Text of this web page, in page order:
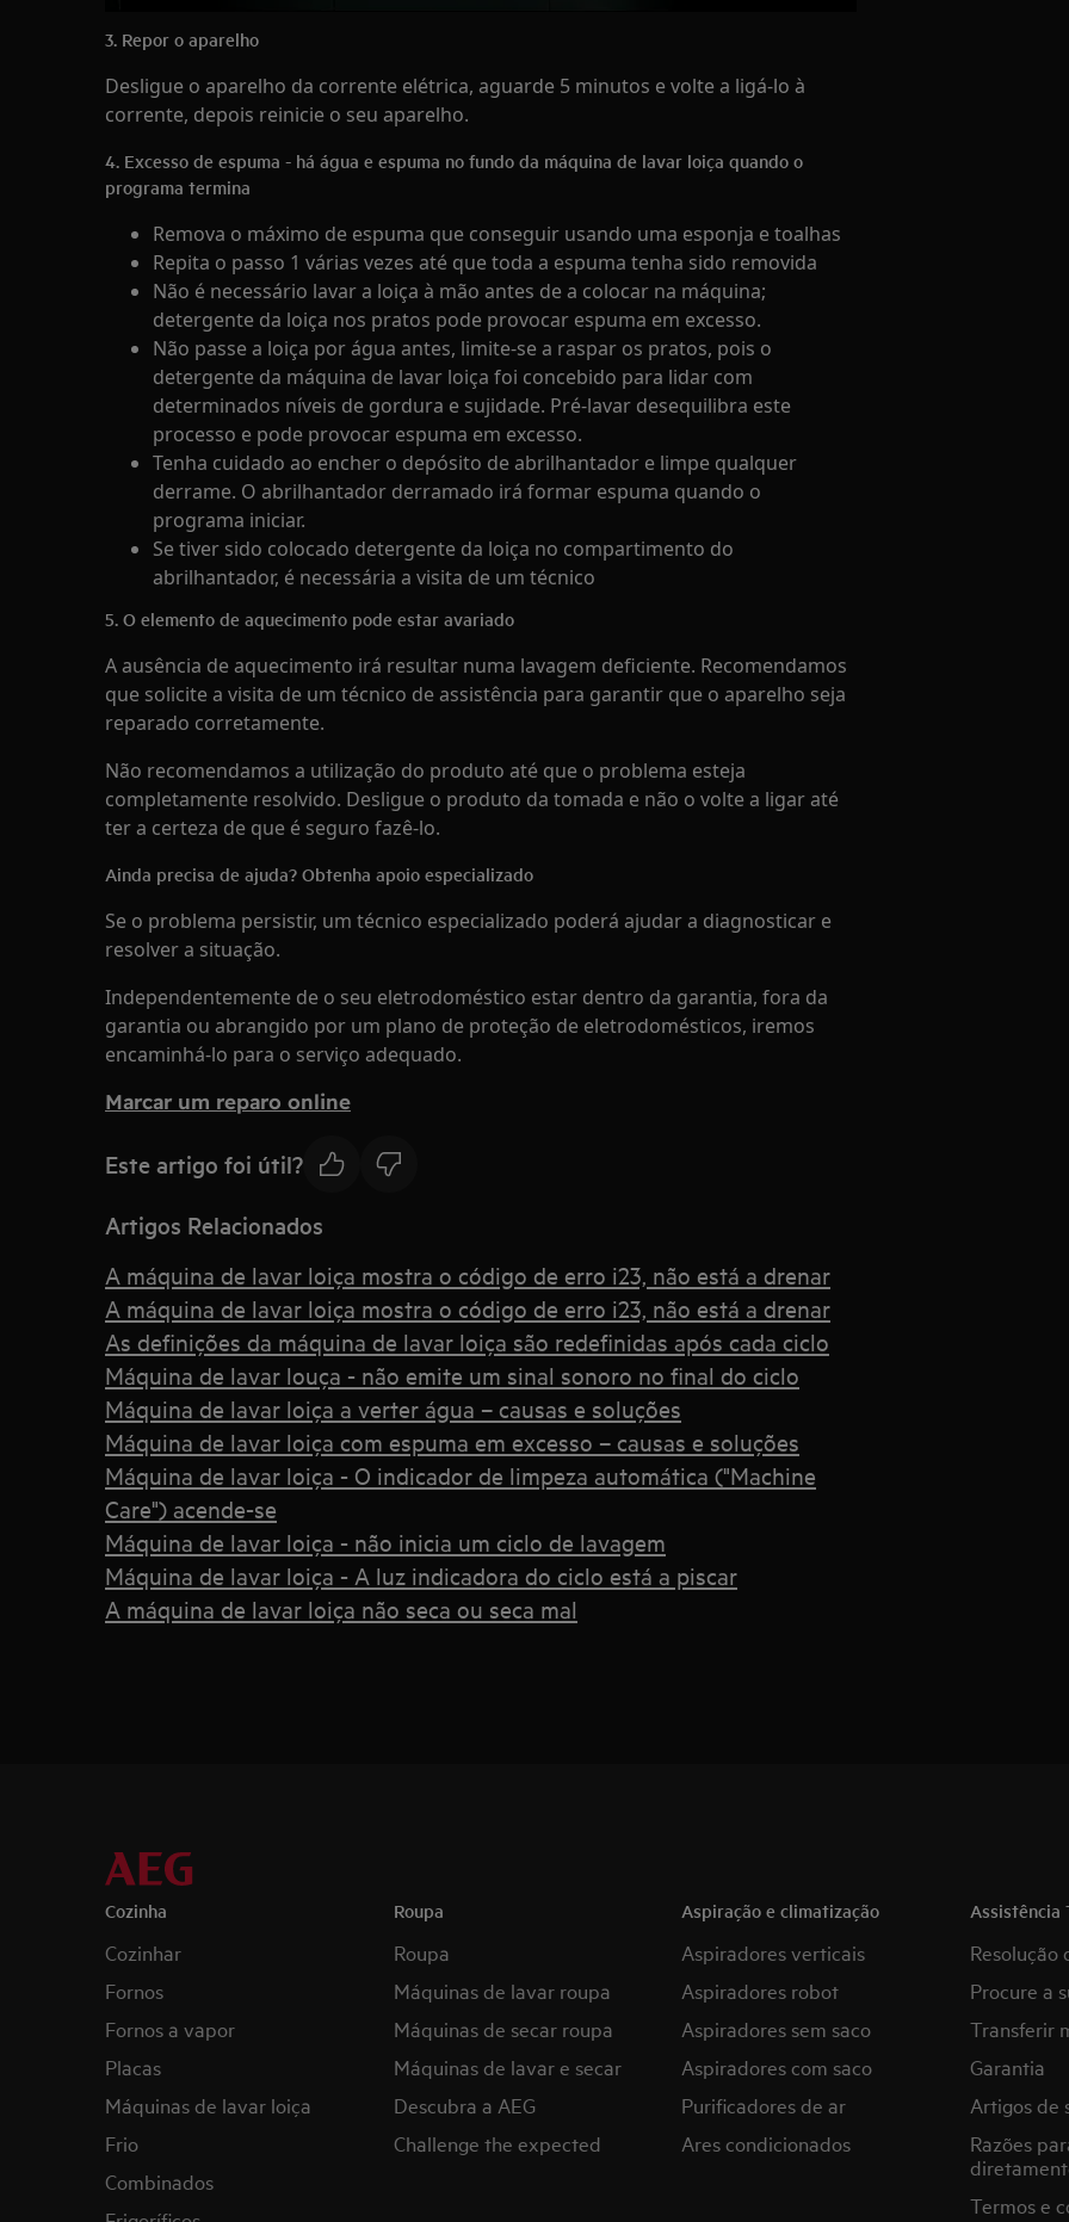
3. Repor o aparelho
Desligue o aparelho da corrente elétrica, aguarde 5 minutos e volte a ligá‑lo à
corrente, depois reinicie o seu aparelho.
4. Excesso de espuma - há água e espuma no fundo da máquina de lavar loiça quando o
programa termina
Remova o máximo de espuma que conseguir usando uma esponja e toalhas
Repita o passo 1 várias vezes até que toda a espuma tenha sido removida
Não é necessário lavar a loiça à mão antes de a colocar na máquina;
detergente da loiça nos pratos pode provocar espuma em excesso.
Não passe a loiça por água antes, limite-se a raspar os pratos, pois o
detergente da máquina de lavar loiça foi concebido para lidar com
determinados níveis de gordura e sujidade. Pré‑lavar desequilibra este
processo e pode provocar espuma em excesso.
Tenha cuidado ao encher o depósito de abrilhantador e limpe qualquer
derrame. O abrilhantador derramado irá formar espuma quando o
programa iniciar.
Se tiver sido colocado detergente da loiça no compartimento do
abrilhantador, é necessária a visita de um técnico
5. O elemento de aquecimento pode estar avariado
A ausência de aquecimento irá resultar numa lavagem deficiente. Recomendamos
que solicite a visita de um técnico de assistência para garantir que o aparelho seja
reparado corretamente.
Não recomendamos a utilização do produto até que o problema esteja
completamente resolvido. Desligue o produto da tomada e não o volte a ligar até
ter a certeza de que é seguro fazê-lo.
Ainda precisa de ajuda? Obtenha apoio especializado
Se o problema persistir, um técnico especializado poderá ajudar a diagnosticar e
resolver a situação.
Independentemente de o seu eletrodoméstico estar dentro da garantia, fora da
garantia ou abrangido por um plano de proteção de eletrodomésticos, iremos
encaminhá-lo para o serviço adequado.
Marcar um reparo online
Este artigo foi útil?
Artigos Relacionados
A máquina de lavar loiça mostra o código de erro i23, não está a drenar
A máquina de lavar loiça mostra o código de erro i23, não está a drenar
As definições da máquina de lavar loiça são redefinidas após cada ciclo
Máquina de lavar louça - não emite um sinal sonoro no final do ciclo
Máquina de lavar loiça a verter água – causas e soluções
Máquina de lavar loiça com espuma em excesso – causas e soluções
Máquina de lavar loiça - O indicador de limpeza automática ("Machine
Care") acende-se
Máquina de lavar loiça - não inicia um ciclo de lavagem
Máquina de lavar loiça - A luz indicadora do ciclo está a piscar
A máquina de lavar loiça não seca ou seca mal
Cozinha
Cozinhar
Fornos
Fornos a vapor
Placas
Máquinas de lavar loiça
Frio
Combinados
Roupa
Roupa
Máquinas de lavar roupa
Máquinas de secar roupa
Máquinas de lavar e secar
Descubra a AEG
Challenge the expected
Aspiração e climatização
Aspiradores verticais
Aspiradores robot
Aspiradores sem saco
Aspiradores com saco
Purificadores de ar
Ares condicionados
Assistência
Resolução
Procure a
Transferir
Garantia
Artigos de
Razões
Termos e